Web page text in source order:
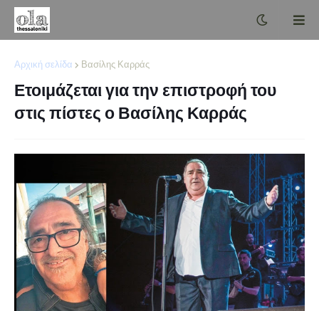
Αρχική σελίδα Βασίλης Καρράς
Ετοιμάζεται για την επιστροφή του
στις πίστες ο Βασίλης Καρράς